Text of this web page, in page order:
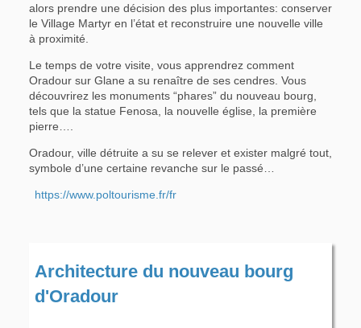
alors prendre une décision des plus importantes: conserver
le Village Martyr en l’état et reconstruire une nouvelle ville
à proximité.
Le temps de votre visite, vous apprendrez comment
Oradour sur Glane a su renaître de ses cendres. Vous
découvrirez les monuments “phares” du nouveau bourg,
tels que la statue Fenosa, la nouvelle église, la première
pierre….
Oradour, ville détruite a su se relever et exister malgré tout,
symbole d’une certaine revanche sur le passé…
https://www.poltourisme.fr/fr
Architecture du nouveau bourg
d'Oradour